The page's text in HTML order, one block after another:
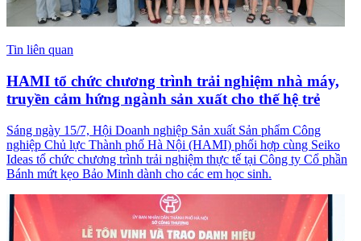
Tin liên quan
HAMI tổ chức chương trình trải nghiệm nhà máy,
truyền cảm hứng ngành sản xuất cho thế hệ trẻ
Sáng ngày 15/7, Hội Doanh nghiệp Sản xuất Sản phẩm Công
nghiệp Chủ lực Thành phố Hà Nội (HAMI) phối hợp cùng Seiko
Ideas tổ chức chương trình trải nghiệm thực tế tại Công ty Cổ phần
Bánh mứt kẹo Bảo Minh dành cho các em học sinh.